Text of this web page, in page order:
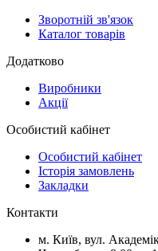
Зворотній зв'язок
Каталог товарів
Додатково
Виробники
Акції
Особистий кабінет
Особистий кабінет
Історія замовлень
Закладки
Контакти
м. Київ, вул.